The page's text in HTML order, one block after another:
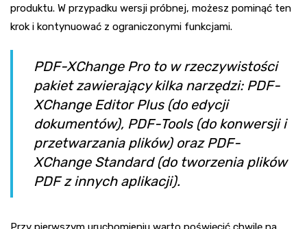
produktu. W przypadku wersji próbnej, możesz pominąć ten
krok i kontynuować z ograniczonymi funkcjami.
PDF-XChange Pro to w rzeczywistości
pakiet zawierający kilka narzędzi: PDF-
XChange Editor Plus (do edycji
dokumentów), PDF-Tools (do konwersji i
przetwarzania plików) oraz PDF-
XChange Standard (do tworzenia plików
PDF z innych aplikacji).